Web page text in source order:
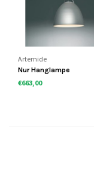
Artemide
Nur Hanglampe
€663,00